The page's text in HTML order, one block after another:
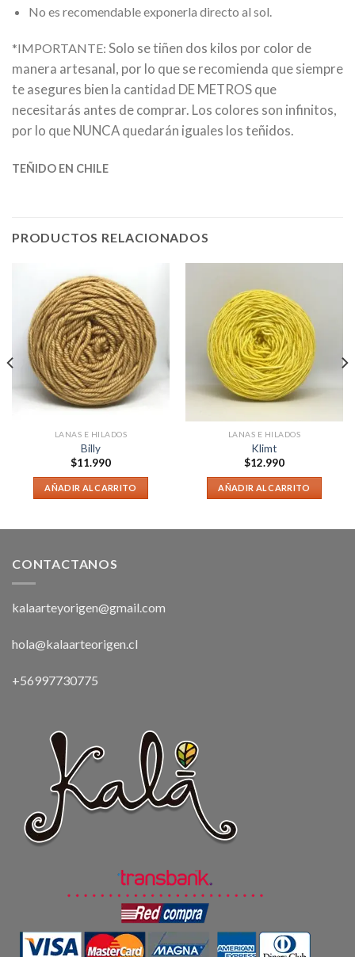
No es recomendable exponerla directo al sol.
*IMPORTANTE: Solo se tiñen dos kilos por color de
manera artesanal, por lo que se recomienda que siempre
te asegures bien la cantidad DE METROS que
necesitarás antes de comprar. Los colores son infinitos,
por lo que NUNCA quedarán iguales los teñidos.
TEÑIDO EN CHILE
PRODUCTOS RELACIONADOS
LANAS E HILADOS
Billy
$11.990
AÑADIR AL CARRITO
LANAS E HILADOS
Klimt
$12.990
AÑADIR AL CARRITO
CONTACTANOS
kalaarteyorigen@gmail.com
hola@kalaarteorigen.cl
+56997730775